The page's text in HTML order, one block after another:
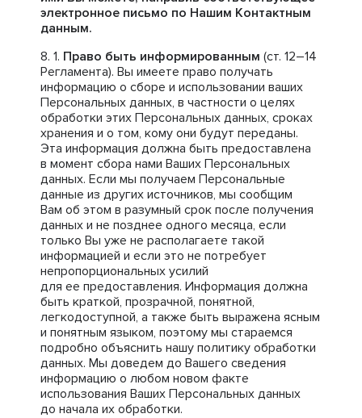
электронное письмо по Нашим Контактным
данным.
Право быть информированным (ст. 12–14
Регламента). Вы имеете право получать
информацию о сборе и использовании ваших
Персональных данных, в частности о целях
обработки этих Персональных данных, сроках
хранения и о том, кому они будут переданы.
Эта информация должна быть предоставлена
в момент сбора нами Ваших Персональных
данных. Если мы получаем Персональные
данные из других источников, мы сообщим
Вам об этом в разумный срок после получения
данных и не позднее одного месяца, если
только Вы уже не располагаете такой
информацией и если это не потребует
непропорциональных усилий
для ее предоставления. Информация должна
быть краткой, прозрачной, понятной,
легкодоступной, а также быть выражена ясным
и понятным языком, поэтому мы стараемся
подробно объяснить нашу политику обработки
данных. Мы доведем до Вашего сведения
информацию о любом новом факте
использования Ваших Персональных данных
до начала их обработки.